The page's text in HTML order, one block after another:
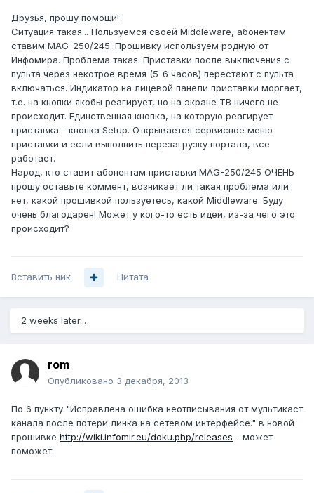
Друзья, прошу помощи!
Ситуация такая... Пользуемся своей Middleware, абонентам
ставим MAG-250/245. Прошивку используем родную от
Инфомира. Проблема такая: Приставки после выключения с
пульта через некотрое время (5-6 часов) перестают с пульта
включаться. Индикатор на лицевой панели приставки моргает,
т.е. на кнопки якобы реагирует, но на экране ТВ ничего не
происходит. Единственная кнопка, на которую реагирует
приставка - кнопка Setup. Открывается сервисное меню
приставки и если выполнить перезагрузку портала, все
работает.
Народ, кто ставит абонентам приставки MAG-250/245 ОЧЕНЬ
прошу оставьте коммент, возникает ли такая проблема или
нет, какой прошивкой пользуетесь, какой Middleware. Буду
очень благодарен! Может у кого-то есть идеи, из-за чего это
происходит?
Вставить ник Цитата
2 weeks later...
rom
Опубликовано 3 декабря, 2013
По 6 пункту "Исправлена ошибка неотписывания от мультикаст
канала после потери линка на сетевом интерфейсе." в новой
прошивке http://wiki.infomir.eu/doku.php/releases - может
поможет.